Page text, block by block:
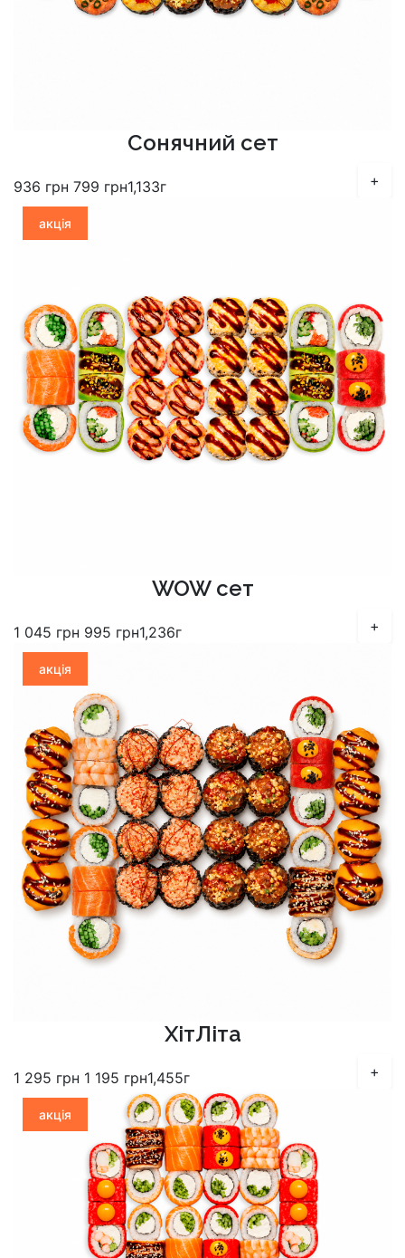
Сонячний сет
936 грн 799 грн1,133г +
акція
WOW сет
1 045 грн 995 грн1,236г +
акція
ХітЛіта
1 295 грн 1 195 грн1,455г +
акція